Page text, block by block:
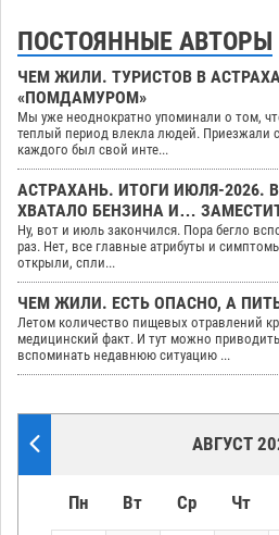
ПОСТОЯННЫЕ АВТОРЫ
ЧЕМ ЖИЛИ. ТУРИСТОВ В
«ПОМДАМУРОМ»
Мы уже неоднократно упоминали о том,
теплый период влекла людей. Приезжали
каждого был свой инте...
АСТРАХАНЬ. ИТОГИ ИЮЛЯ-2026.
ХВАТАЛО БЕНЗИНА И…
Ну, вот и июль закончился. Пора бегло
раз. Нет, все главные атрибуты и
открыли, спли...
ЧЕМ ЖИЛИ. ЕСТЬ ОПАСНО, А
Летом количество пищевых отравлений
медицинский факт. И тут можно
вспоминать недавнюю ситуацию ...
АВГУСТ
Пн Вт Ср Чт